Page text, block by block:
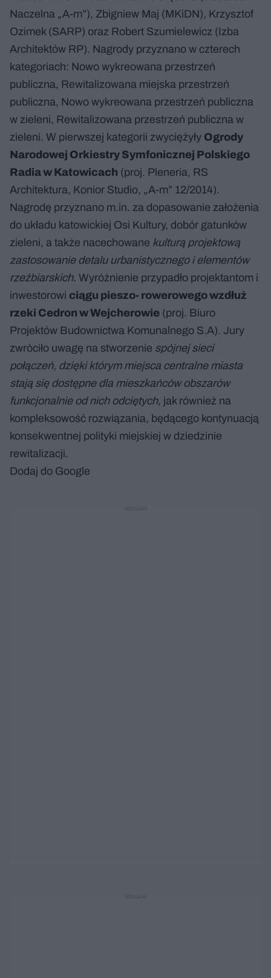
Naczelna „A-m”), Zbigniew Maj (MKiDN), Krzysztof
Ozimek (SARP) oraz Robert Szumielewicz (Izba
Architektów RP). Nagrody przyznano w czterech
kategoriach: Nowo wykreowana przestrzeń
publiczna, Rewitalizowana miejska przestrzeń
publiczna, Nowo wykreowana przestrzeń publiczna
w zieleni, Rewitalizowana przestrzeń publiczna w
zieleni. W pierwszej kategorii zwyciężyły Ogrody
Narodowej Orkiestry Symfonicznej Polskiego
Radia w Katowicach (proj. Pleneria, RS
Architektura, Konior Studio, „A-m” 12/2014).
Nagrodę przyznano m.in. za dopasowanie założenia
do układu katowickiej Osi Kultury, dobór gatunków
zieleni, a także nacechowane kulturą projektową
zastosowanie detalu urbanistycznego i elementów
rzeźbiarskich. Wyróżnienie przypadło projektantom i
inwestorowi ciągu pieszo- rowerowego wzdłuż
rzeki Cedron w Wejcherowie (proj. Biuro
Projektów Budownictwa Komunalnego S.A). Jury
zwróciło uwagę na stworzenie spójnej sieci
połączeń, dzięki którym miejsca centralne miasta
stają się dostępne dla mieszkańców obszarów
funkcjonalnie od nich odciętych, jak również na
kompleksowość rozwiązania, będącego kontynuacją
konsekwentnej polityki miejskiej w dziedzinie
rewitalizacji.
Dodaj do Google